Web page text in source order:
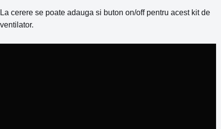
La cerere se poate adauga si buton on/off pentru acest kit de
ventilator.